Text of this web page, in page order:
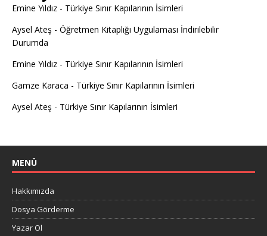
Emine Yıldız - Türkiye Sınır Kapılarının İsimleri
Aysel Ateş - Öğretmen Kitaplığı Uygulaması İndirilebilir
Durumda
Emine Yıldız - Türkiye Sınır Kapılarının İsimleri
Gamze Karaca - Türkiye Sınır Kapılarının İsimleri
Aysel Ateş - Türkiye Sınır Kapılarının İsimleri
MENÜ
Hakkımızda
Dosya Görderme
Yazar Ol